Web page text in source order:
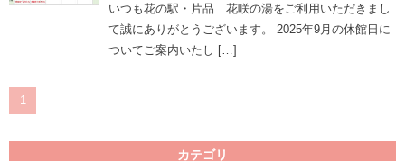
いつも花の駅・片品 花咲の湯をご利用いただきまし
て誠にありがとうございます。 2025年9月の休館日に
ついてご案内いたし […]
1
カテゴリ